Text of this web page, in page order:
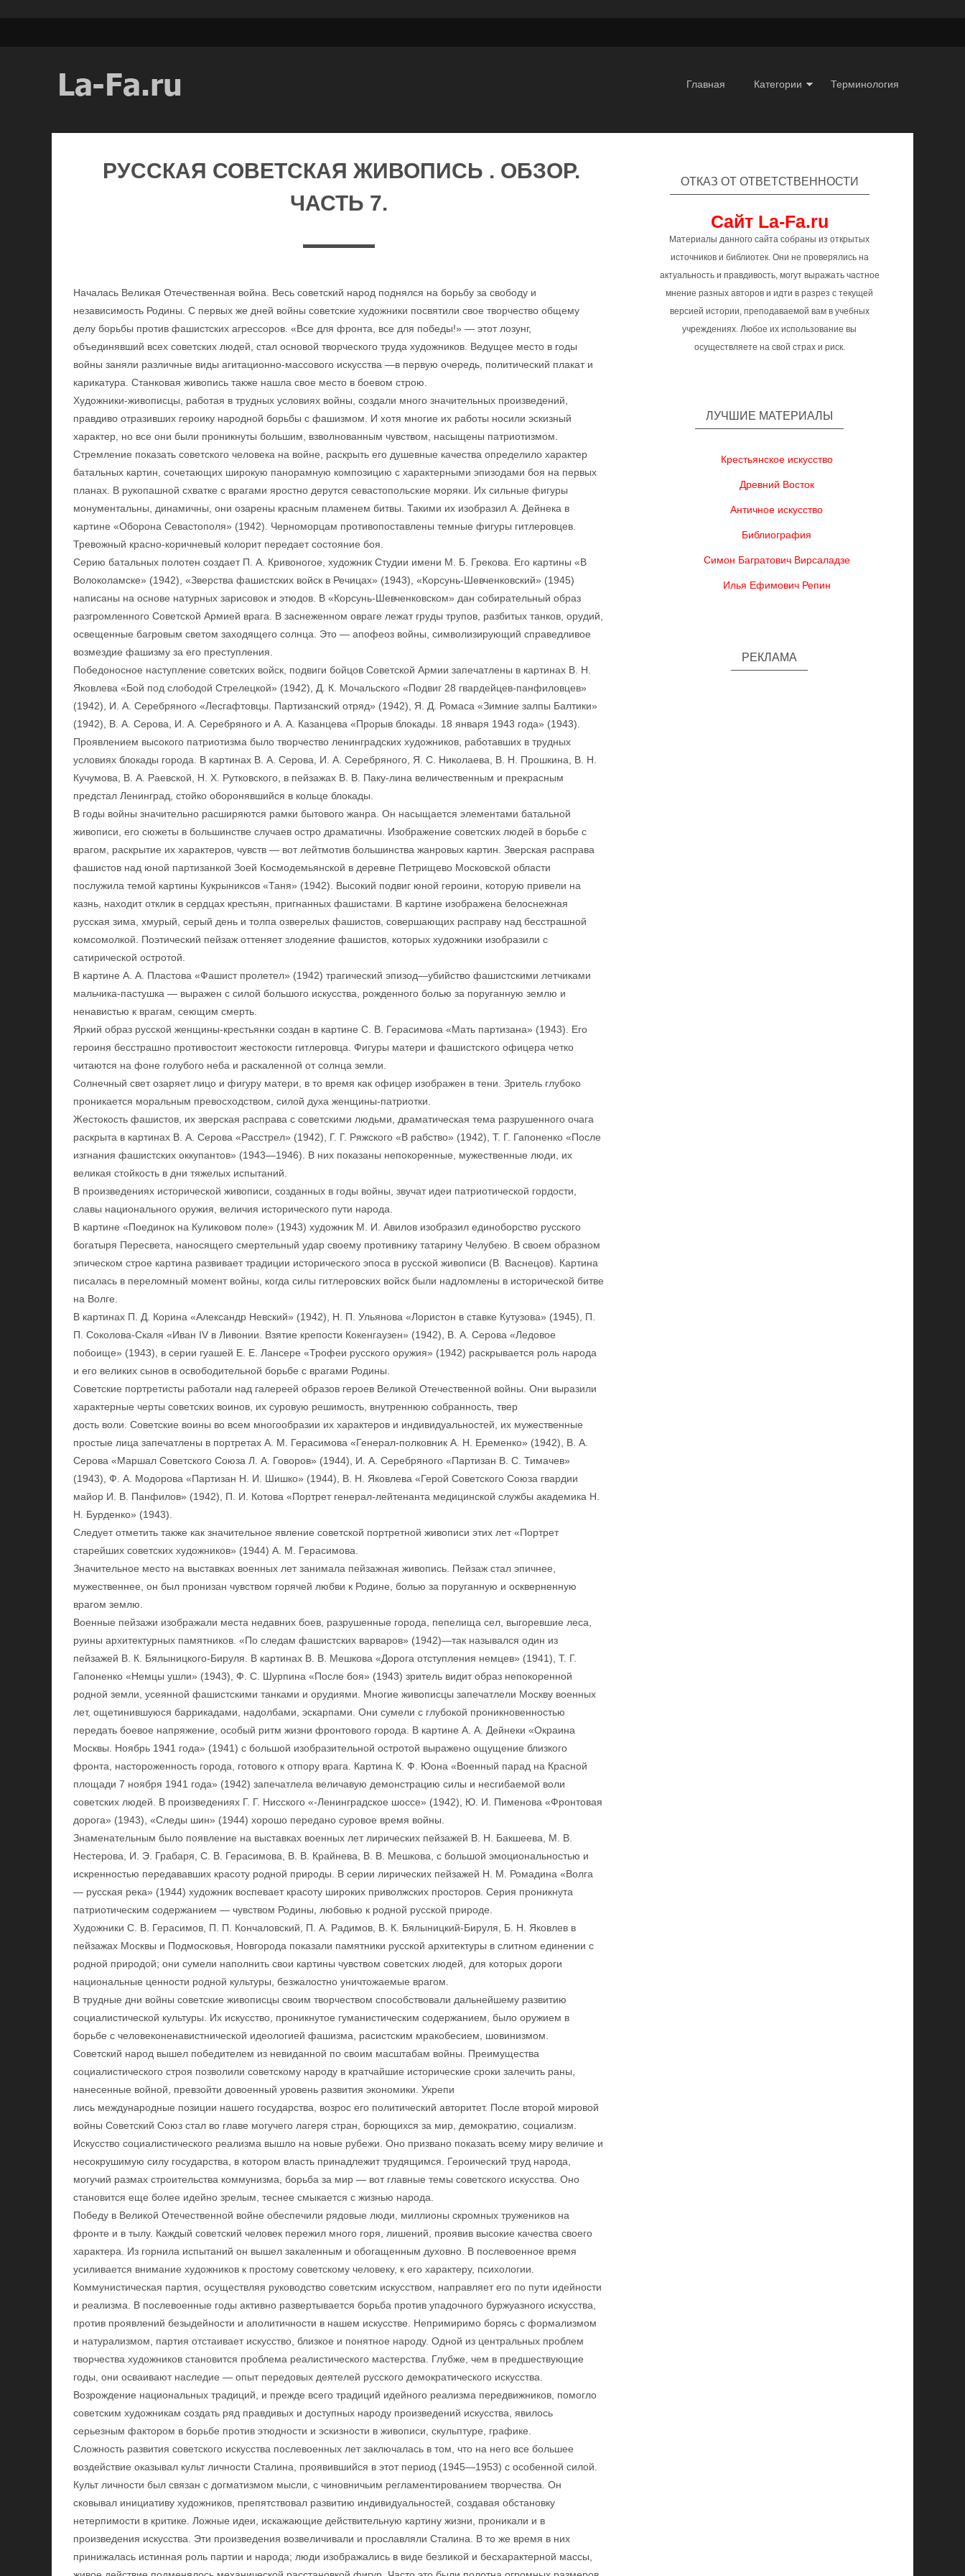
Главная Категории Терминология
РУССКАЯ СОВЕТСКАЯ ЖИВОПИСЬ . ОБЗОР.
ЧАСТЬ 7.
Началась Великая Отечественная война. Весь советский народ поднялся на борьбу за свободу и
независимость Родины. С первых же дней войны советские художники посвятили свое творчество общему
делу борьбы против фашистских агрессоров. «Все для фронта, все для победы!» — этот лозунг,
объединявший всех советских людей, стал основой творческого труда художников. Ведущее место в годы
войны заняли различные виды агитационно-массового искусства —в первую очередь, политический плакат и
карикатура. Станковая живопись также нашла свое место в боевом строю.
Художники-живописцы, работая в трудных условиях войны, создали много значительных произведений,
правдиво отразивших героику народной борьбы с фашизмом. И хотя многие их работы носили эскизный
характер, но все они были проникнуты большим, взволнованным чувством, насыщены патриотизмом.
Стремление показать советского человека на войне, раскрыть его душевные качества определило характер
батальных картин, сочетающих широкую панорамную композицию с характерными эпизодами боя на первых
планах. В рукопашной схватке с врагами яростно дерутся севастопольские моряки. Их сильные фигуры
монументальны, динамичны, они озарены красным пламенем битвы. Такими их изобразил А. Дейнека в
картине «Оборона Севастополя» (1942). Черноморцам противопоставлены темные фигуры гитлеровцев.
Тревожный красно-коричневый колорит передает состояние боя.
Серию батальных полотен создает П. А. Кривоногое, художник Студии имени М. Б. Грекова. Его картины «В
Волоколамске» (1942), «Зверства фашистских войск в Речицах» (1943), «Корсунь-Шевченковский» (1945)
написаны на основе натурных зарисовок и этюдов. В «Корсунь-Шевченковском» дан собирательный образ
разгромленного Советской Армией врага. В заснеженном овраге лежат груды трупов, разбитых танков, орудий,
освещенные багровым светом заходящего солнца. Это — апофеоз войны, символизирующий справедливое
возмездие фашизму за его преступления.
Победоносное наступление советских войск, подвиги бойцов Советской Армии запечатлены в картинах В. Н.
Яковлева «Бой под слободой Стрелецкой» (1942), Д. К. Мочальского «Подвиг 28 гвардейцев-панфиловцев»
(1942), И. А. Серебряного «Лесгафтовцы. Партизанский отряд» (1942), Я. Д. Ромаса «Зимние залпы Балтики»
(1942), В. А. Серова, И. А. Серебряного и А. А. Казанцева «Прорыв блокады. 18 января 1943 года» (1943).
Проявлением высокого патриотизма было творчество ленинградских художников, работавших в трудных
условиях блокады города. В картинах В. А. Серова, И. А. Серебряного, Я. С. Николаева, В. Н. Прошкина, В. Н.
Кучумова, В. А. Раевской, Н. X. Рутковского, в пейзажах В. В. Паку-лина величественным и прекрасным
предстал Ленинград, стойко оборонявшийся в кольце блокады.
В годы войны значительно расширяются рамки бытового жанра. Он насыщается элементами батальной
живописи, его сюжеты в большинстве случаев остро драматичны. Изображение советских людей в борьбе с
врагом, раскрытие их характеров, чувств — вот лейтмотив большинства жанровых картин. Зверская расправа
фашистов над юной партизанкой Зоей Космодемьянской в деревне Петрищево Московской области
послужила темой картины Кукрыниксов «Таня» (1942). Высокий подвиг юной героини, которую привели на
казнь, находит отклик в сердцах крестьян, пригнанных фашистами. В картине изображена белоснежная
русская зима, хмурый, серый день и толпа озверелых фашистов, совершающих расправу над бесстрашной
комсомолкой. Поэтический пейзаж оттеняет злодеяние фашистов, которых художники изобразили с
сатирической остротой.
В картине А. А. Пластова «Фашист пролетел» (1942) трагический эпизод—убийство фашистскими летчиками
мальчика-пастушка — выражен с силой большого искусства, рожденного болью за поруганную землю и
ненавистью к врагам, сеющим смерть.
Яркий образ русской женщины-крестьянки создан в картине С. В. Герасимова «Мать партизана» (1943). Его
героиня бесстрашно противостоит жестокости гитлеровца. Фигуры матери и фашистского офицера четко
читаются на фоне голубого неба и раскаленной от солнца земли.
Солнечный свет озаряет лицо и фигуру матери, в то время как офицер изображен в тени. Зритель глубоко
проникается моральным превосходством, силой духа женщины-патриотки.
Жестокость фашистов, их зверская расправа с советскими людьми, драматическая тема разрушенного очага
раскрыта в картинах В. А. Серова «Расстрел» (1942), Г. Г. Ряжского «В рабство» (1942), Т. Г. Гапоненко «После
изгнания фашистских оккупантов» (1943—1946). В них показаны непокоренные, мужественные люди, их
великая стойкость в дни тяжелых испытаний.
В произведениях исторической живописи, созданных в годы войны, звучат идеи патриотической гордости,
славы национального оружия, величия исторического пути народа.
В картине «Поединок на Куликовом поле» (1943) художник М. И. Авилов изобразил единоборство русского
богатыря Пересвета, наносящего смертельный удар своему противнику татарину Челубею. В своем образном
эпическом строе картина развивает традиции исторического эпоса в русской живописи (В. Васнецов). Картина
писалась в переломный момент войны, когда силы гитлеровских войск были надломлены в исторической битве
на Волге.
В картинах П. Д. Корина «Александр Невский» (1942), Н. П. Ульянова «Лористон в ставке Кутузова» (1945), П.
П. Соколова-Скаля «Иван IV в Ливонии. Взятие крепости Кокенгаузен» (1942), В. А. Серова «Ледовое
побоище» (1943), в серии гуашей Е. Е. Лансере «Трофеи русского оружия» (1942) раскрывается роль народа
и его великих сынов в освободительной борьбе с врагами Родины.
Советские портретисты работали над галереей образов героев Великой Отечественной войны. Они выразили
характерные черты советских воинов, их суровую решимость, внутреннюю собранность, твер
дость воли. Советские воины во всем многообразии их характеров и индивидуальностей, их мужественные
простые лица запечатлены в портретах А. М. Герасимова «Генерал-полковник А. Н. Еременко» (1942), В. А.
Серова «Маршал Советского Союза Л. А. Говоров» (1944), И. А. Серебряного «Партизан В. С. Тимачев»
(1943), Ф. А. Модорова «Партизан Н. И. Шишко» (1944), В. Н. Яковлева «Герой Советского Союза гвардии
майор И. В. Панфилов» (1942), П. И. Котова «Портрет генерал-лейтенанта медицинской службы академика Н.
Н. Бурденко» (1943).
Следует отметить также как значительное явление советской портретной живописи этих лет «Портрет
старейших советских художников» (1944) А. М. Герасимова.
Значительное место на выставках военных лет занимала пейзажная живопись. Пейзаж стал эпичнее,
мужественнее, он был пронизан чувством горячей любви к Родине, болью за поруганную и оскверненную
врагом землю.
Военные пейзажи изображали места недавних боев, разрушенные города, пепелища сел, выгоревшие леса,
руины архитектурных памятников. «По следам фашистских варваров» (1942)—так назывался один из
пейзажей В. К. Бялыницкого-Бируля. В картинах В. В. Мешкова «Дорога отступления немцев» (1941), Т. Г.
Гапоненко «Немцы ушли» (1943), Ф. С. Шурпина «После боя» (1943) зритель видит образ непокоренной
родной земли, усеянной фашистскими танками и орудиями. Многие живописцы запечатлели Москву военных
лет, ощетинившуюся баррикадами, надолбами, эскарпами. Они сумели с глубокой проникновенностью
передать боевое напряжение, особый ритм жизни фронтового города. В картине А. А. Дейнеки «Окраина
Москвы. Ноябрь 1941 года» (1941) с большой изобразительной остротой выражено ощущение близкого
фронта, настороженность города, готового к отпору врага. Картина К. Ф. Юона «Военный парад на Красной
площади 7 ноября 1941 года» (1942) запечатлела величавую демонстрацию силы и несгибаемой воли
советских людей. В произведениях Г. Г. Нисского «-Ленинградское шоссе» (1942), Ю. И. Пименова «Фронтовая
дорога» (1943), «Следы шин» (1944) хорошо передано суровое время войны.
Знаменательным было появление на выставках военных лет лирических пейзажей В. Н. Бакшеева, М. В.
Нестерова, И. Э. Грабаря, С. В. Герасимова, В. В. Крайнева, В. В. Мешкова, с большой эмоциональностью и
искренностью передававших красоту родной природы. В серии лирических пейзажей Н. М. Ромадина «Волга
— русская река» (1944) художник воспевает красоту широких приволжских просторов. Серия проникнута
патриотическим содержанием — чувством Родины, любовью к родной русской природе.
Художники С. В. Герасимов, П. П. Кончаловский, П. А. Радимов, В. К. Бялыницкий-Бируля, Б. Н. Яковлев в
пейзажах Москвы и Подмосковья, Новгорода показали памятники русской архитектуры в слитном единении с
родной природой; они сумели наполнить свои картины чувством советских людей, для которых дороги
национальные ценности родной культуры, безжалостно уничтожаемые врагом.
В трудные дни войны советские живописцы своим творчеством способствовали дальнейшему развитию
социалистической культуры. Их искусство, проникнутое гуманистическим содержанием, было оружием в
борьбе с человеконенавистнической идеологией фашизма, расистским мракобесием, шовинизмом.
Советский народ вышел победителем из невиданной по своим масштабам войны. Преимущества
социалистического строя позволили советскому народу в кратчайшие исторические сроки залечить раны,
нанесенные войной, превзойти довоенный уровень развития экономики. Укрепи
лись международные позиции нашего государства, возрос его политический авторитет. После второй мировой
войны Советский Союз стал во главе могучего лагеря стран, борющихся за мир, демократию, социализм.
Искусство социалистического реализма вышло на новые рубежи. Оно призвано показать всему миру величие и
несокрушимую силу государства, в котором власть принадлежит трудящимся. Героический труд народа,
могучий размах строительства коммунизма, борьба за мир — вот главные темы советского искусства. Оно
становится еще более идейно зрелым, теснее смыкается с жизнью народа.
Победу в Великой Отечественной войне обеспечили рядовые люди, миллионы скромных тружеников на
фронте и в тылу. Каждый советский человек пережил много горя, лишений, проявив высокие качества своего
характера. Из горнила испытаний он вышел закаленным и обогащенным духовно. В послевоенное время
усиливается внимание художников к простому советскому человеку, к его характеру, психологии.
Коммунистическая партия, осуществляя руководство советским искусством, направляет его по пути идейности
и реализма. В послевоенные годы активно развертывается борьба против упадочного буржуазного искусства,
против проявлений безыдейности и аполитичности в нашем искусстве. Непримиримо борясь с формализмом
и натурализмом, партия отстаивает искусство, близкое и понятное народу. Одной из центральных проблем
творчества художников становится проблема реалистического мастерства. Глубже, чем в предшествующие
годы, они осваивают наследие — опыт передовых деятелей русского демократического искусства.
Возрождение национальных традиций, и прежде всего традиций идейного реализма передвижников, помогло
советским художникам создать ряд правдивых и доступных народу произведений искусства, явилось
серьезным фактором в борьбе против этюдности и эскизности в живописи, скульптуре, графике.
Сложность развития советского искусства послевоенных лет заключалась в том, что на него все большее
воздействие оказывал культ личности Сталина, проявившийся в этот период (1945—1953) с особенной силой.
Культ личности был связан с догматизмом мысли, с чиновничьим регламентированием творчества. Он
сковывал инициативу художников, препятствовал развитию индивидуальностей, создавая обстановку
нетерпимости в критике. Ложные идеи, искажающие действительную картину жизни, проникали и в
произведения искусства. Эти произведения возвеличивали и прославляли Сталина. В то же время в них
принижалась истинная роль партии и народа; люди изображались в виде безликой и бесхарактерной массы,
ОТКАЗ ОТ ОТВЕТСТВЕННОСТИ
Сайт La-Fa.ru
Материалы данного сайта собраны из открытых
источников и библиотек. Они не проверялись на
актуальность и правдивость, могут выражать частное
мнение разных авторов и идти в разрез с текущей
версией истории, преподаваемой вам в учебных
учреждениях. Любое их использование вы
осуществляете на свой страх и риск.
ЛУЧШИЕ МАТЕРИАЛЫ
Крестьянское искусство
Древний Восток
Античное искусство
Библиография
Симон Багратович Вирсаладзе
Илья Ефимович Репин
РЕКЛАМА